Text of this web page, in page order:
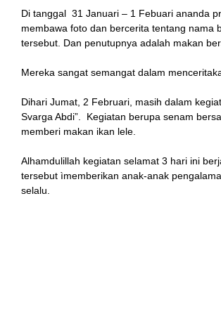
Di tanggal 31 Januari – 1 Febuari ananda
membawa foto dan bercerita tentang nama
tersebut. Dan penutupnya adalah makan
Mereka sangat semangat dalam
Dihari Jumat, 2 Februari, masih dalam
Svarga Abdi”. Kegiatan berupa senam
memberi makan ikan lele.
Alhamdulillah kegiatan selamat 3 hari ini
tersebut ìmemberikan anak-anak
selalu.